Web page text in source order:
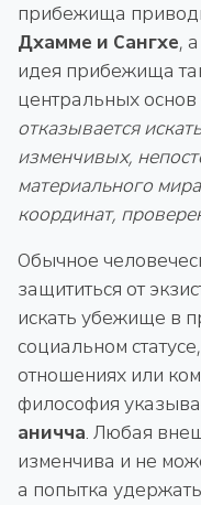
прибежища
Дхамме и Сангхе,
идея прибежища
центральных основ
отказывается
изменчивых,
материального
координат,
Обычное
защититься от
искать убежище в
социальном
отношениях или
философия
аничча. Любая
изменчива и не
а попытка